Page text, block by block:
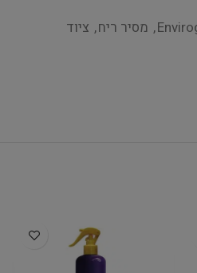
, מסיר ריח, ציוד